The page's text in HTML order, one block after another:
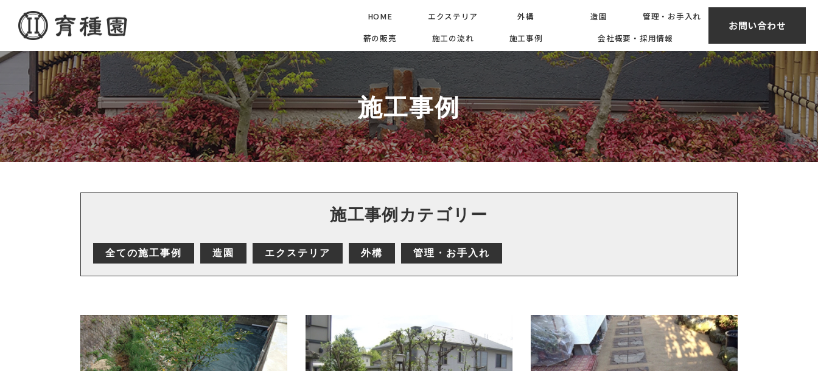
HOME エクステリア 外構 造園
管理・お手入れ
薪の販売
施工の流れ 施工事例 会社概要・採用情報
施工事例
施工事例カテゴリー
全ての施工事例 造園 エクステリア 外構 管理・お手入れ